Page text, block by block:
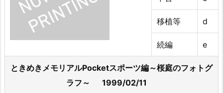
移植等 d
続編 e
ときめきメモリアルPocketスポーツ編～桜庭のフォトグ
ラフ～ 1999/02/11